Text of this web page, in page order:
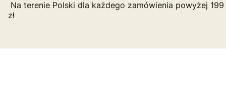
Na terenie Polski dla każdego zamówienia powyżej 199
zł